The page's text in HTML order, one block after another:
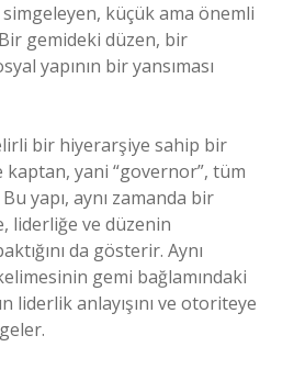
simgeleyen, küçük ama önemli
gemideki düzen, bir
yapının bir yansıması
bir hiyerarşiye sahip bir
yani “governor”, tüm
yapı, aynı zamanda bir
liderliğe ve düzenin
da gösterir. Aynı
gemi bağlamındaki
liderlik anlayışını ve otoriteye